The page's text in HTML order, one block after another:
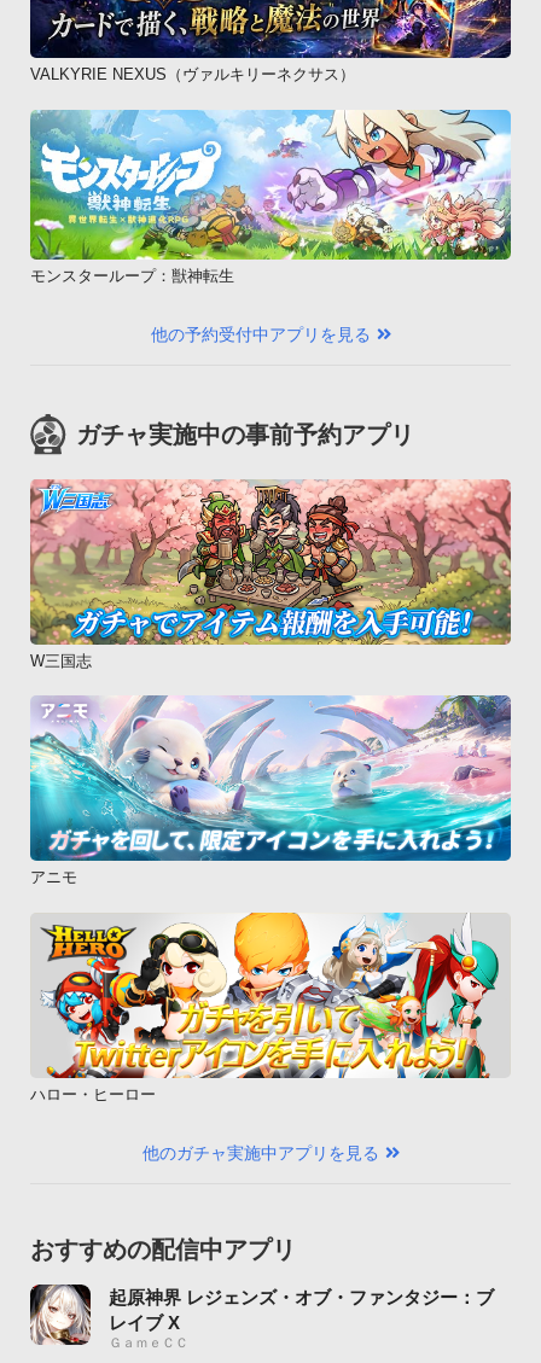
VALKYRIE NEXUS（ヴァルキリーネクサス）
モンスターループ：獣神転生
他の予約受付中アプリを見る
ガチャ実施中の事前予約アプリ
W三国志
アニモ
ハロー・ヒーロー
他のガチャ実施中アプリを見る
おすすめの配信中アプリ
起原神界 レジェンズ・オブ・ファンタジー：ブ
レイブ X
ＧａｍｅＣＣ